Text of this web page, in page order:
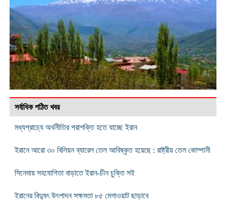
সর্বাধিক পঠিত খবর
মধ্যপ্রাচ্যে অর্থনীতির পরাশক্তি হতে যাচ্ছে ইরান
ইরানে আরো ৩০ বিলিয়ন ব্যারেল তেল আবিষ্কৃত হয়েছে : রাষ্ট্রীয় তেল কোম্পানী
সিনেমায় সহযোগিতা বাড়াতে ইরান-চীন চুক্তি সই
ইরানের বিদ্যুৎ উৎপাদন সক্ষমতা ৮৫ মেগাওয়াট ছাড়াবে